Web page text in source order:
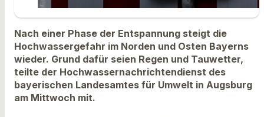
Nach einer Phase der Entspannung steigt die
Hochwassergefahr im Norden und Osten Bayerns
wieder. Grund dafür seien Regen und Tauwetter,
teilte der Hochwassernachrichtendienst des
bayerischen Landesamtes für Umwelt in Augsburg
am Mittwoch mit.